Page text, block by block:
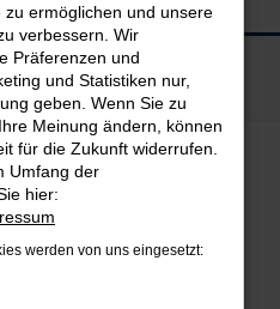
Hyundai BAYON
Hyundai BAYON
ermöglichen und unsere
verbessern. Wir
Präferenzen und
und Statistiken nur,
geben. Wenn Sie zu
Meinung ändern, können
für die Zukunft widerrufen.
Umfang der
hier:
werden von uns eingesetzt: